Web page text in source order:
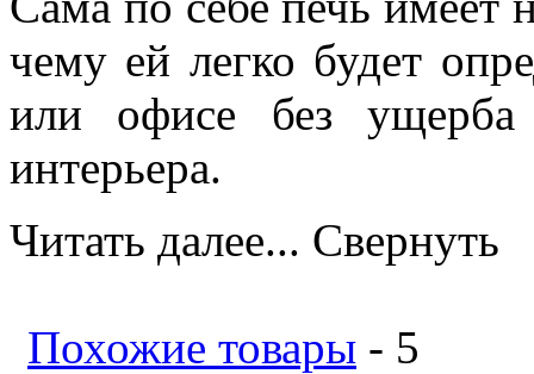
чему ей легко будет
или офисе без ущерба
интерьера.
Читать далее... Свернуть
Похожие товары - 5